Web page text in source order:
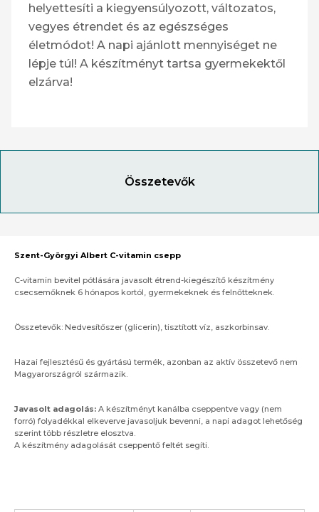
Összetevők
helyettesíti a kiegyensúlyozott, változatos,
vegyes étrendet és az egészséges
életmódot! A napi ajánlott mennyiséget ne
lépje túl! A készítményt tartsa gyermekektől
elzárva!
Szent-Györgyi Albert C-vitamin csepp
C-vitamin bevitel pótlására javasolt étrend-kiegészítő készítmény
csecsemőknek 6 hónapos kortól, gyermekeknek és felnőtteknek.
Összetevők: Nedvesítőszer (glicerin), tisztított víz, aszkorbinsav.
Hazai fejlesztésű és gyártású termék, azonban az aktív összetevő nem
Magyarországról származik.
Javasolt adagolás: A készítményt kanálba cseppentve vagy (nem
forró) folyadékkal elkeverve javasoljuk bevenni, a napi adagot lehetőség
szerint több részletre elosztva.
A készítmény adagolását cseppentő feltét segíti.